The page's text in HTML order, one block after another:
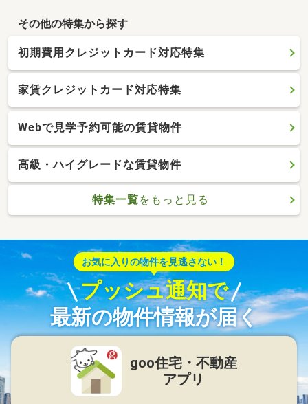
その他の特集から探す
初期費用クレジットカード対応特集
家賃クレジットカード対応特集
Webで見学予約可能の賃貸物件
高級・ハイグレードな賃貸物件
特集一覧をもっと見る
お気に入りの物件を見逃さない！
プッシュ通知で
最新の物件情報が届く
goo住宅・不動産
アプリ